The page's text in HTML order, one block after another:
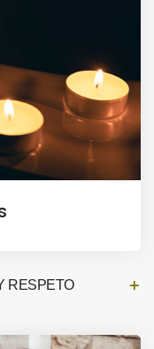
RESPETO